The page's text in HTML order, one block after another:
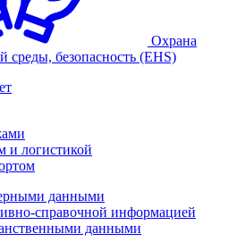
Охрана
среды, безопасность (EHS)
и логистикой
данными
справочной информацией
данными